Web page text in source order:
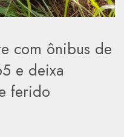
com ônibus de
e deixa
ferido